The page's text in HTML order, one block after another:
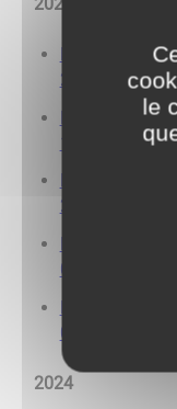
Liste des
20.01.2025
Liste des
17.02.2025
23.06.2025
Liste des
06.10.2025
Liste des
08.12.2025
2024
le